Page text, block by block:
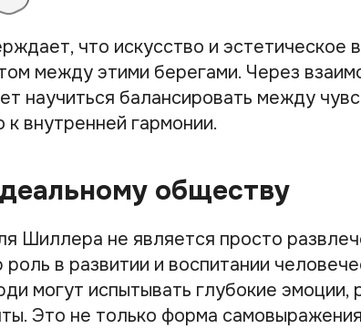
что искусство и эстетическое
между этими берегами. Через
научиться балансировать между
к внутренней гармонии.
обществу
Шиллера не является просто
в развитии и воспитании
могут испытывать глубокие
Это не только форма